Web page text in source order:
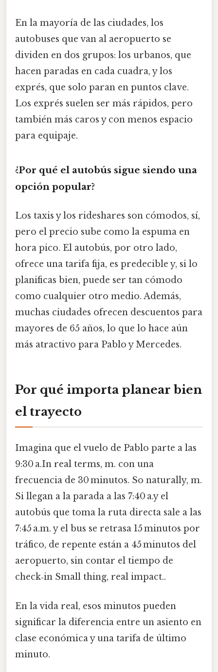
En la mayoría de las ciudades, los
autobuses que van al aeropuerto se
dividen en dos grupos: los urbanos, que
hacen paradas en cada cuadra, y los
exprés, que solo paran en puntos clave.
Los exprés suelen ser más rápidos, pero
también más caros y con menos espacio
para equipaje.
¿Por qué el autobús sigue siendo una
opción popular?
Los taxis y los rideshares son cómodos, sí,
pero el precio sube como la espuma en
hora pico. El autobús, por otro lado,
ofrece una tarifa fija, es predecible y, si lo
planificas bien, puede ser tan cómodo
como cualquier otro medio. Además,
muchas ciudades ofrecen descuentos para
mayores de 65 años, lo que lo hace aún
más atractivo para Pablo y Mercedes.
Por qué importa planear bien
el trayecto
Imagina que el vuelo de Pablo parte a las
9:30 a.In real terms, m. con una
frecuencia de 30 minutos. So naturally, m.
Si llegan a la parada a las 7:40 a.y el
autobús que toma la ruta directa sale a las
7:45 a.m. y el bus se retrasa 15 minutos por
tráfico, de repente están a 45 minutos del
aeropuerto, sin contar el tiempo de
check‑in Small thing, real impact..
En la vida real, esos minutos pueden
significar la diferencia entre un asiento en
clase económica y una tarifa de último
minuto.